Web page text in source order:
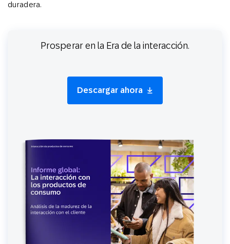
duradera.
Prosperar en la Era de la interacción.
Descargar ahora